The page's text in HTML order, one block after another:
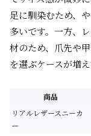
足に馴染むため、
多いです。一方、
材のため、爪先や
を選ぶケースが増え
商品
リアルレザースニーカ
ー